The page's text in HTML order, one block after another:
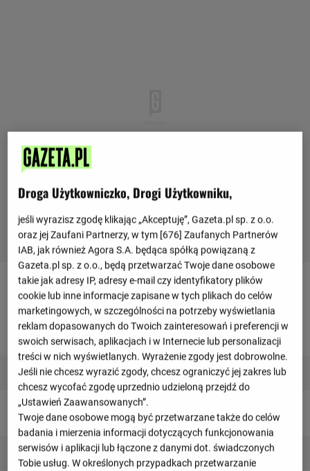
Skład drużyny
Trener
Bernardo Corradi
Bramkarze
Elia Tantalocchi
Droga Użytkowniczko, Drogi Użytkowniku,
jeśli wyrazisz zgodę klikając „Akceptuję”, Gazeta.pl sp. z o.o.
oraz jej Zaufani Partnerzy, w tym [676] Zaufanych Partnerów
IAB, jak również Agora S.A. będąca spółką powiązaną z
Gazeta.pl sp. z o.o., będą przetwarzać Twoje dane osobowe
takie jak adresy IP, adresy e-mail czy identyfikatory plików
cookie lub inne informacje zapisane w tych plikach do celów
marketingowych, w szczególności na potrzeby wyświetlania
reklam dopasowanych do Twoich zainteresowań i preferencji w
swoich serwisach, aplikacjach i w Internecie lub personalizacji
treści w nich wyświetlanych. Wyrażenie zgody jest dobrowolne.
Jeśli nie chcesz wyrazić zgody, chcesz ograniczyć jej zakres lub
chcesz wycofać zgodę uprzednio udzieloną przejdź do
„Ustawień Zaawansowanych”.
Twoje dane osobowe mogą być przetwarzane także do celów
badania i mierzenia informacji dotyczących funkcjonowania
serwisów i aplikacji lub łączone z danymi dot. świadczonych
Tobie usług. W określonych przypadkach przetwarzanie